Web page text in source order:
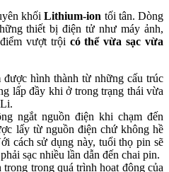
khốiLithium-ion tối tân. Dòng
thiết bị điện tử như máy ảnh,
vượt trội có thể vừa sạc vừa
hình thành từ những cấu trúc
lấp đầy khi ở trong trạng thái vừa
ngắt nguồn điện khi chạm đến
lấy từ nguồn điện chứ không hề
cách sử dụng này, tuổi thọ pin sẽ
sạc nhiều lần dẫn đến chai pin.
trong quá trình hoạt động của